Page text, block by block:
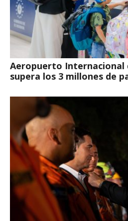
Aeropuerto Internacional
supera los 3 millones de